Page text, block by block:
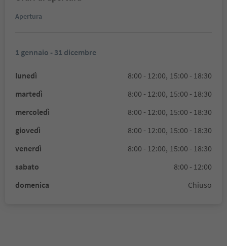
Apertura
1 gennaio - 31 dicembre
lunedì 8:00 - 12:00, 15:00 - 18:30
martedì
8:00 - 12:00, 15:00 - 18:30
mercoledì
8:00 - 12:00, 15:00 - 18:30
giovedì
8:00 - 12:00, 15:00 - 18:30
venerdì
8:00 - 12:00, 15:00 - 18:30
sabato
8:00 - 12:00
domenica
Chiuso